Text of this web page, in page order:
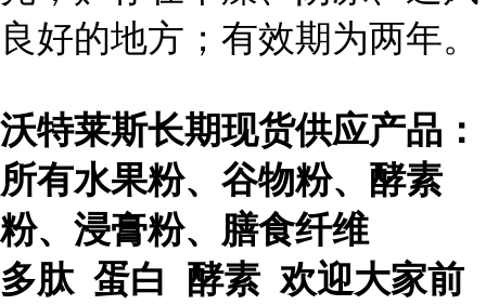
良好的地方；有效期为两年。
沃特莱斯长期现货供应产品：
所有水果粉、谷物粉、酵素
粉、浸膏粉、膳食纤维
多肽 蛋白 酵素 欢迎大家前